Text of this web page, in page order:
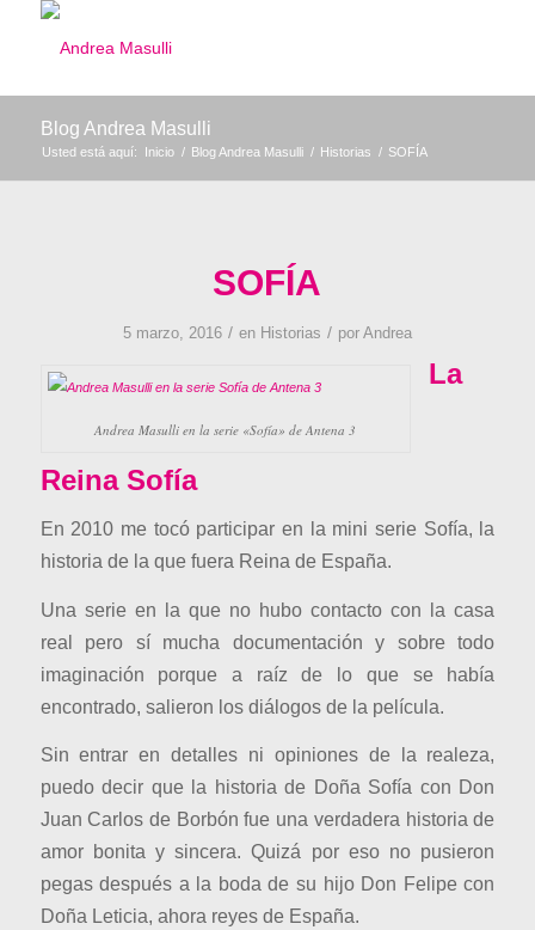
Blog Andrea Masulli
Usted está aquí: Inicio / Blog Andrea Masulli / Historias / SOFÍA
SOFÍA
5 marzo, 2016 / en Historias / por Andrea
Andrea Masulli en la serie «Sofía» de Antena 3
La
Reina Sofía
En 2010 me tocó participar en la mini serie Sofía, la
historia de la que fuera Reina de España.
Una serie en la que no hubo contacto con la casa
real pero sí mucha documentación y sobre todo
imaginación porque a raíz de lo que se había
encontrado, salieron los diálogos de la película.
Sin entrar en detalles ni opiniones de la realeza,
puedo decir que la historia de Doña Sofía con Don
Juan Carlos de Borbón fue una verdadera historia de
amor bonita y sincera. Quizá por eso no pusieron
pegas después a la boda de su hijo Don Felipe con
Doña Leticia, ahora reyes de España.